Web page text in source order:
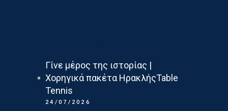
Γίνε μέρος της ιστορίας |
Χορηγικά πακέτα ΗρακλήςTable
Tennis
24/07/2026